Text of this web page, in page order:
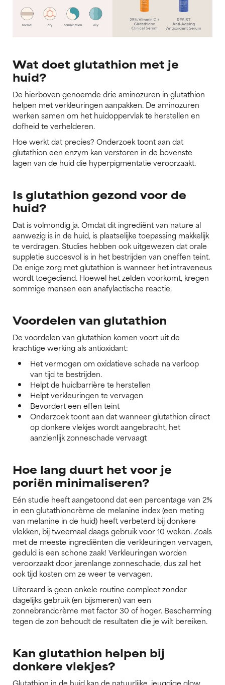
Wat doet glutathion met je
huid?
De hierboven genoemde drie aminozuren in glutathion
helpen met verkleuringen aanpakken. De aminozuren
werken samen om het huidoppervlak te herstellen en
dofheid te verhelderen.
Hoe werkt dat precies? Onderzoek toont aan dat
glutathion een enzym kan verstoren in de bovenste
lagen van de huid die hyperpigmentatie veroorzaakt.
Is glutathion gezond voor de
huid?
Dat is volmondig ja. Omdat dit ingrediënt van nature al
aanwezig is in de huid, is plaatselijke toepassing makkelijk
te verdragen. Studies hebben ook uitgewezen dat orale
suppletie succesvol is in het bestrijden van oneffen teint.
De enige zorg met glutathion is wanneer het intraveneus
wordt toegediend. Hoewel het zelden voorkomt, kregen
sommige mensen een anafylactische reactie.
Voordelen van glutathion
De voordelen van glutathion komen voort uit de
krachtige werking als antioxidant:
Het vermogen om oxidatieve schade na verloop
van tijd te bestrijden.
Helpt de huidbarrière te herstellen
Helpt verkleuringen te vervagen
Bevordert een effen teint
Onderzoek toont aan dat wanneer glutathion direct
op donkere vlekjes wordt aangebracht, het
aanzienlijk zonneschade vervaagt
Hoe lang duurt het voor je
poriën minimaliseren?
Eén studie heeft aangetoond dat een percentage van 2%
in een glutathioncrème de melanine index (een meting
van melanine in de huid) heeft verbeterd bij donkere
vlekken, bij tweemaal daags gebruik voor 10 weken. Zoals
met de meeste ingrediënten die verkleuringen vervagen,
geduld is een schone zaak! Verkleuringen worden
veroorzaakt door jarenlange zonneschade, dus zal het
ook tijd kosten om ze weer te vervagen.
Uiteraard is geen enkele routine compleet zonder
dagelijks gebruik (en bijsmeren) van een
zonnebrandcrème met factor 30 of hoger. Bescherming
tegen de zon behoudt de resultaten die je wilt bereiken.
Kan glutathion helpen bij
donkere vlekjes?